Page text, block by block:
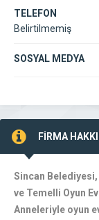
TELEFON
Belirtilmemiş
SOSYAL MEDYA
FİRMA
Sincan
ve Temelli Oyun
Anneleriyle oyun